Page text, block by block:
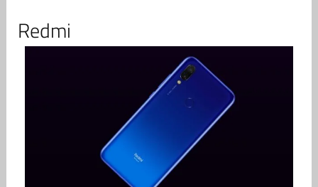
Redmi